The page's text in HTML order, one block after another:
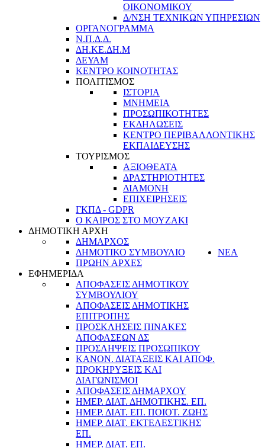
ΟΙΚΟΝΟΜΙΚΟΥ
Δ/ΝΣΗ ΤΕΧΝΙΚΩΝ ΥΠΗΡΕΣΙΩΝ
ΟΡΓΑΝΟΓΡΑΜΜΑ
Ν.Π.Δ.Δ.
ΔΗ.ΚΕ.ΔΗ.Μ
ΔΕΥΑΜ
ΚΕΝΤΡΟ ΚΟΙΝΟΤΗΤΑΣ
ΠΟΛΙΤΙΣΜΟΣ
ΙΣΤΟΡΙΑ
ΜΝΗΜΕΙΑ
ΠΡΟΣΩΠΙΚΟΤΗΤΕΣ
ΕΚΔΗΛΩΣΕΙΣ
ΚΕΝΤΡΟ ΠΕΡΙΒΑΛΛΟΝΤΙΚΗΣ
ΕΚΠΑΙΔΕΥΣΗΣ
ΤΟΥΡΙΣΜΟΣ
ΑΞΙΟΘΕΑΤΑ
ΔΡΑΣΤΗΡΙΟΤΗΤΕΣ
ΔΙΑΜΟΝΗ
ΕΠΙΧΕΙΡΗΣΕΙΣ
ΓΚΠΔ - GDPR
Ο ΚΑΙΡΟΣ ΣΤΟ ΜΟΥΖΑΚΙ
ΔΗΜΟΤΙΚΗ ΑΡΧΗ
ΔΗΜΑΡΧΟΣ
ΔΗΜΟΤΙΚΟ ΣΥΜΒΟΥΛΙΟ
ΠΡΩΗΝ ΑΡΧΕΣ
ΝΕΑ
ΕΦΗΜΕΡΙΔΑ
ΑΠΟΦΑΣΕΙΣ ΔΗΜΟΤΙΚΟΥ
ΣΥΜΒΟΥΛΙΟΥ
ΑΠΟΦΑΣΕΙΣ ΔΗΜΟΤΙΚΗΣ
ΕΠΙΤΡΟΠΗΣ
ΠΡΟΣΚΛΗΣΕΙΣ ΠΙΝΑΚΕΣ
ΑΠΟΦΑΣΕΩΝ ΔΣ
ΠΡΟΣΛΗΨΕΙΣ ΠΡΟΣΩΠΙΚΟΥ
ΚΑΝΟΝ. ΔΙΑΤΑΞΕΙΣ ΚΑΙ ΑΠΟΦ.
ΠΡΟΚΗΡΥΞΕΙΣ ΚΑΙ
ΔΙΑΓΩΝΙΣΜΟΙ
ΑΠΟΦΑΣΕΙΣ ΔΗΜΑΡΧΟΥ
ΗΜΕΡ. ΔΙΑΤ. ΔΗΜΟΤΙΚΗΣ. ΕΠ.
ΗΜΕΡ. ΔΙΑΤ. ΕΠ. ΠΟΙOΤ. ΖΩΗΣ
ΗΜΕΡ. ΔΙΑΤ. ΕΚΤΕΛΕΣΤΙΚΗΣ
ΕΠ.
ΗΜΕΡ. ΔΙΑΤ. ΕΠ.